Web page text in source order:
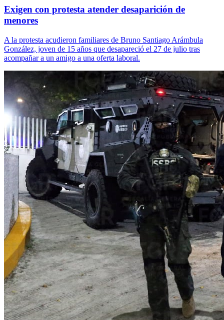
Exigen con protesta atender desaparición de
menores
A la protesta acudieron familiares de Bruno Santiago Arámbula
González, joven de 15 años que desapareció el 27 de julio tras
acompañar a un amigo a una oferta laboral.